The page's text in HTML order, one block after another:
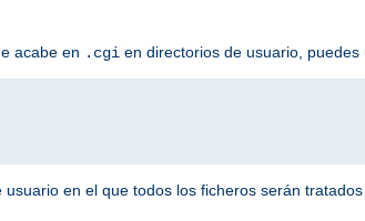
acabe en .cgi en directorios de usuario,
en el que todos los ficheros serán